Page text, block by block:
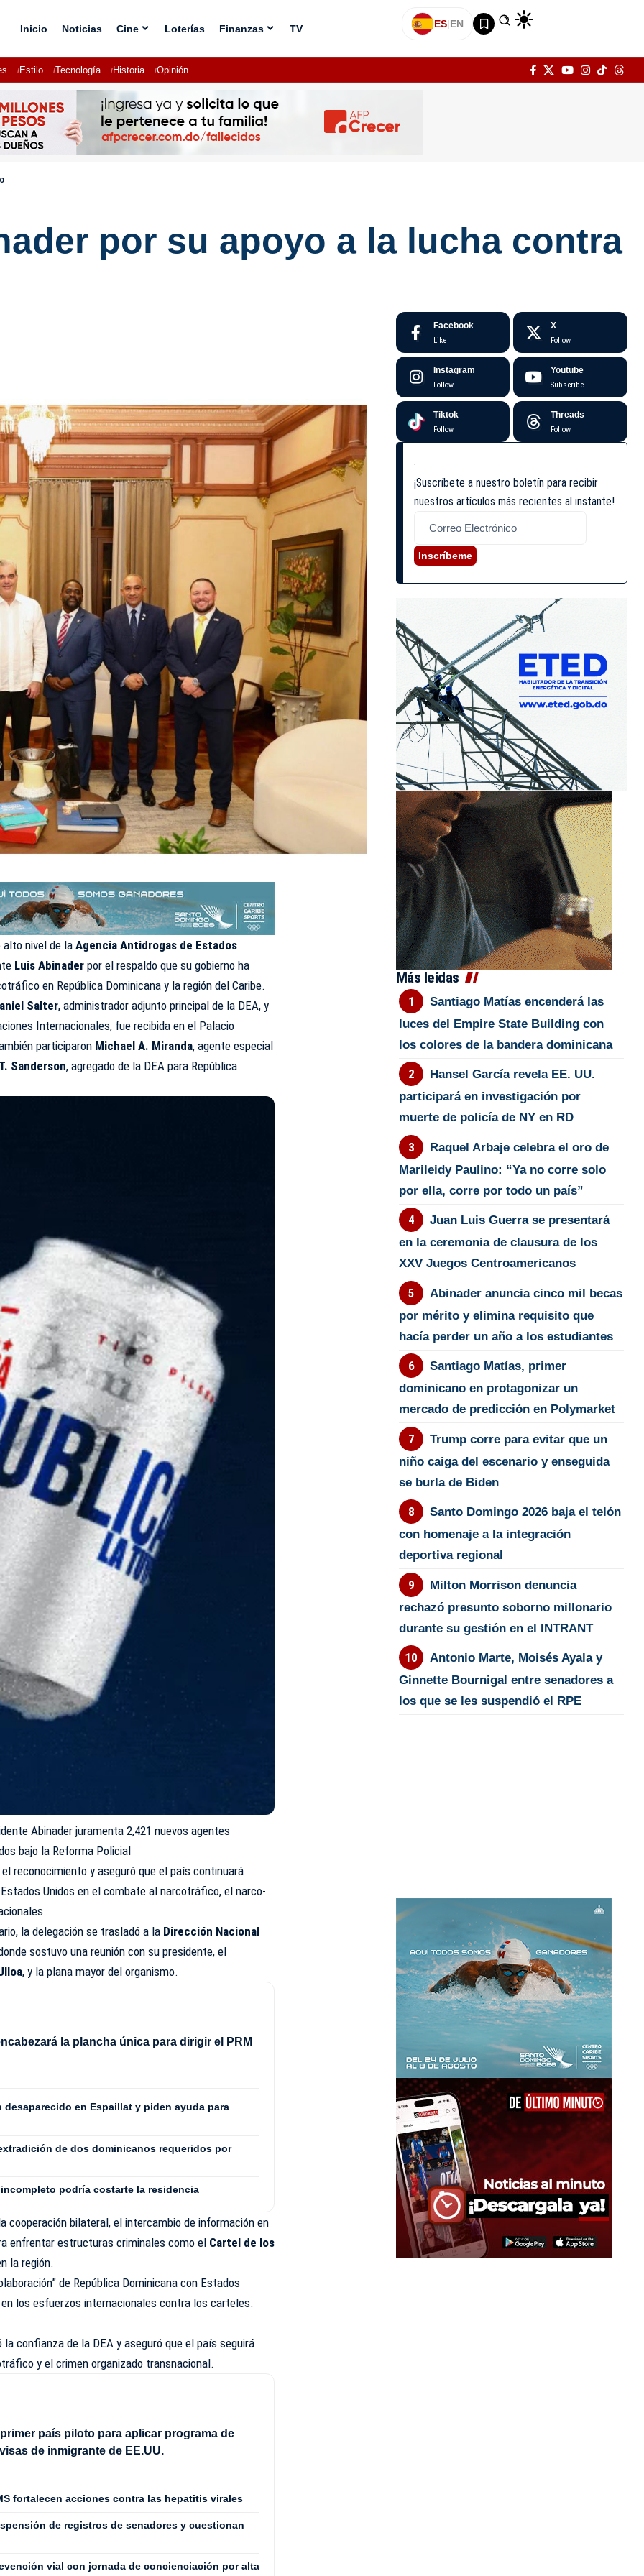
Inicio Noticias Cine Loterías Finanzas TV ES|EN
Estilo Tecnología Historia Opinión
por su apoyo a la lucha contra
alto nivel de laAgencia Antidrogas de Estados
Luis Abinader por el respaldo que su gobierno ha
en República Dominicana y la región del Caribe.
Salter, administrador adjunto principal de la DEA, y
Internacionales, fue recibida en el Palacio
participaron Michael A. Miranda, agente especial
Sanderson, agregado de la DEA para República
Abinader juramenta 2,421 nuevos agentes
bajo la Reforma Policial
reconocimiento y aseguró que el país continuará
Unidos en el combate al narcotráfico, el narco-
la delegación se trasladó a la Dirección Nacional
sostuvo una reunión con su presidente, el
, y la plana mayor del organismo.
la plancha única para dirigir el PRM
desaparecido en Espaillat y piden ayuda para
de dos dominicanos requeridos por
podría costarte la residencia
cooperación bilateral, el intercambio de información en
enfrentar estructuras criminales como el Cartel de los
la región.
de República Dominicana con Estados
los esfuerzos internacionales contra los carteles.
la confianza de la DEA y aseguró que el país seguirá
y el crimen organizado transnacional.
país piloto para aplicar programa de
de inmigrante de EE.UU.
fortalecen acciones contra las hepatitis virales
de registros de senadores y cuestionan
vial con jornada de concienciación por alta
Facebook
Like
X
Follow
Instagram
Follow
Youtube
Subscribe
Tiktok
Follow
Threads
Follow
¡Suscríbete a nuestro boletín para recibir
nuestros artículos más recientes al instante!
Inscríbeme
Más leídas
Santiago Matías encenderá las
luces del Empire State Building con
los colores de la bandera dominicana
Hansel García revela EE. UU.
participará en investigación por
muerte de policía de NY en RD
Raquel Arbaje celebra el oro de
Marileidy Paulino: “Ya no corre solo
por ella, corre por todo un país”
Juan Luis Guerra se presentará
en la ceremonia de clausura de los
XXV Juegos Centroamericanos
Abinader anuncia cinco mil becas
por mérito y elimina requisito que
hacía perder un año a los estudiantes
Santiago Matías, primer
dominicano en protagonizar un
mercado de predicción en Polymarket
Trump corre para evitar que un
niño caiga del escenario y enseguida
se burla de Biden
Santo Domingo 2026 baja el telón
con homenaje a la integración
deportiva regional
Milton Morrison denuncia
rechazó presunto soborno millonario
durante su gestión en el INTRANT
Antonio Marte, Moisés Ayala y
Ginnette Bournigal entre senadores a
los que se les suspendió el RPE